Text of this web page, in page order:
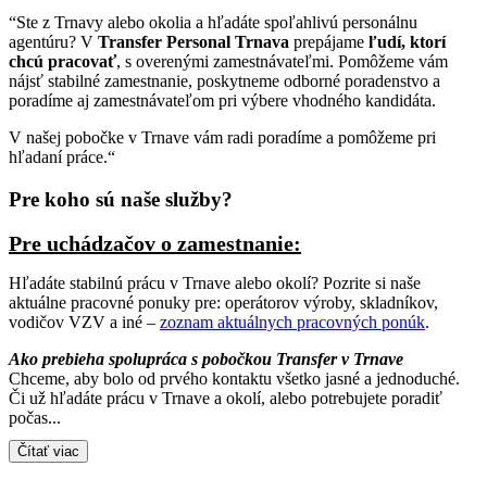
“Ste z Trnavy alebo okolia a hľadáte spoľahlivú personálnu
agentúru? V Transfer Personal Trnava prepájame ľudí, ktorí
chcú pracovať, s overenými zamestnávateľmi. Pomôžeme vám
nájsť stabilné zamestnanie, poskytneme odborné poradenstvo a
poradíme aj zamestnávateľom pri výbere vhodného kandidáta.
V našej pobočke v Trnave vám radi poradíme a pomôžeme pri
hľadaní práce.“
Pre koho sú naše služby?
Pre uchádzačov o zamestnanie:
Hľadáte stabilnú prácu v Trnave alebo okolí? Pozrite si naše
aktuálne pracovné ponuky pre: operátorov výroby, skladníkov,
vodičov VZV a iné – zoznam aktuálnych pracovných ponúk.
Ako prebieha spolupráca s pobočkou Transfer v Trnave
Chceme, aby bolo od prvého kontaktu všetko jasné a jednoduché.
Či už hľadáte prácu v Trnave a okolí, alebo potrebujete poradiť
počas...
Čítať viac